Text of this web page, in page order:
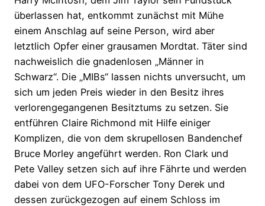
überlassen hat, entkommt zunächst mit Mühe
einem Anschlag auf seine Person, wird aber
letztlich Opfer einer grausamen Mordtat. Täter sind
nachweislich die gnadenlosen „Männer in
Schwarz“. Die „MIBs“ lassen nichts unversucht, um
sich um jeden Preis wieder in den Besitz ihres
verlorengegangenen Besitztums zu setzen. Sie
entführen Claire Richmond mit Hilfe einiger
Komplizen, die von dem skrupellosen Bandenchef
Bruce Morley angeführt werden. Ron Clark und
Pete Valley setzen sich auf ihre Fährte und werden
dabei von dem UFO-Forscher Tony Derek und
dessen zurückgezogen auf einem Schloss im